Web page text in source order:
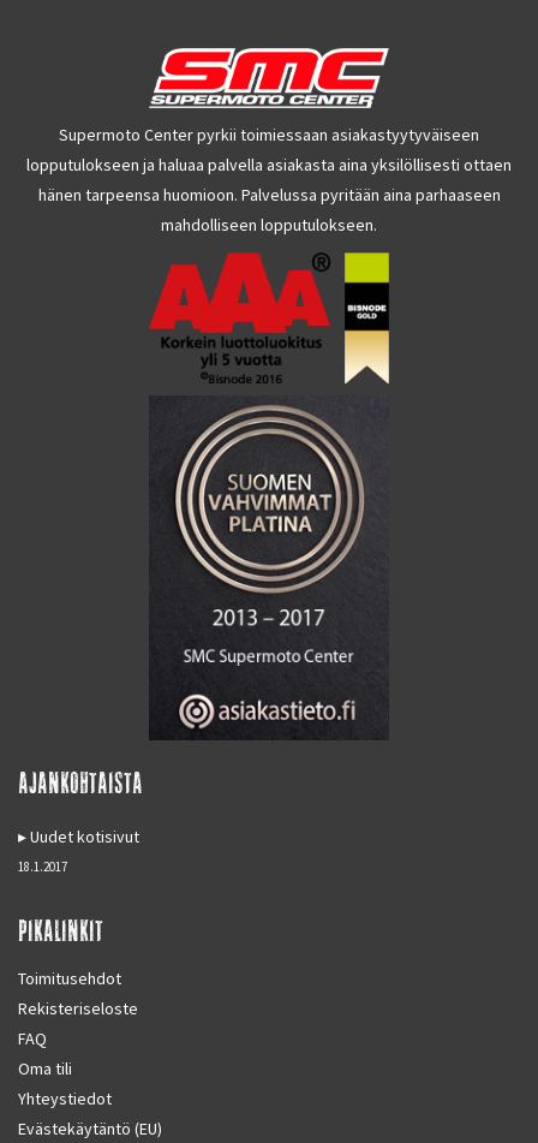
Supermoto Center pyrkii toimiessaan asiakastyytyväiseen
lopputulokseen ja haluaa palvella asiakasta aina yksilöllisesti ottaen
hänen tarpeensa huomioon. Palvelussa pyritään aina parhaaseen
mahdolliseen lopputulokseen.
AJANKOHTAISTA
Uudet kotisivut
18.1.2017
PIKALINKIT
Toimitusehdot
Rekisteriseloste
FAQ
Oma tili
Yhteystiedot
Evästekäytäntö (EU)